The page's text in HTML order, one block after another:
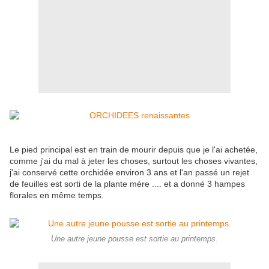
Le pied principal est en train de mourir depuis que je l'ai achetée,
comme j'ai du mal à jeter les choses, surtout les choses vivantes,
j'ai conservé cette orchidée environ 3 ans et l'an passé un rejet
de feuilles est sorti de la plante mère .... et a donné 3 hampes
florales en même temps.
Une autre jeune pousse est sortie au printemps.